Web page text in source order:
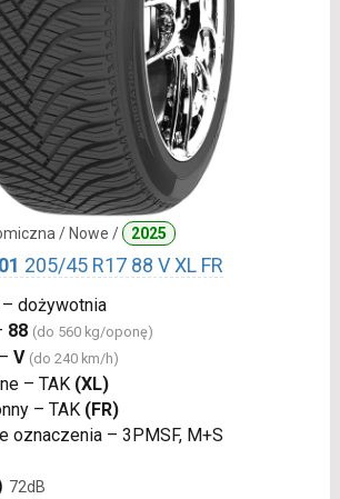
/ Nowe / 2025
205/45 R17 88 V XL FR
– dożywotnia
88 (do 560 kg/oponę)
V (do 240 km/h)
– TAK (XL)
– TAK (FR)
oznaczenia – 3PMSF, M+S
72dB